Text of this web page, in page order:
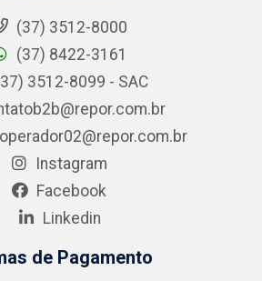
(37) 3512-8000
(37) 8422-3161
3512-8099 - SAC
Instagram
Facebook
Linkedin
de Pagamento